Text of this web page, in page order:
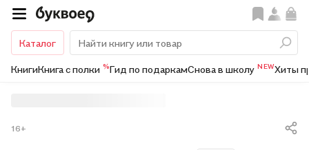
Каталог
КнигиКнига с полки %Гид по подаркамСнова в школу NEWХиты
16+